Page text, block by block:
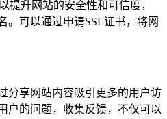
提升网站的安全性和可信度，
。可以通过申请SSL证书，将网
分享网站内容吸引更多的用户访
户的问题，收集反馈，不仅可以